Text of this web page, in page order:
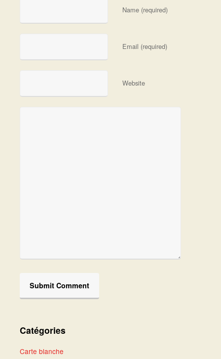
Name (required)
Email (required)
Website
Catégories
Carte blanche